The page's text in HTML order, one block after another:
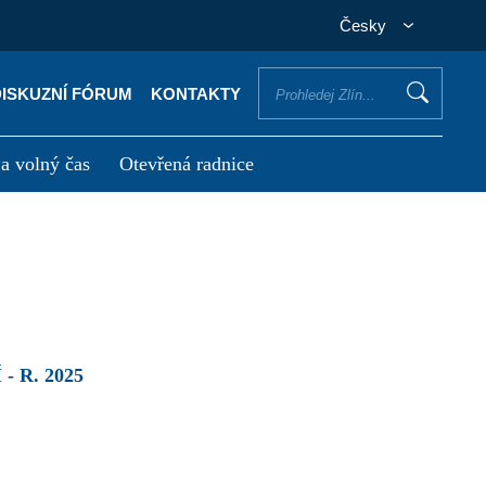
Česky
FÓRUM KONTAKTY
volný čas Otevřená radnice
R. 2025